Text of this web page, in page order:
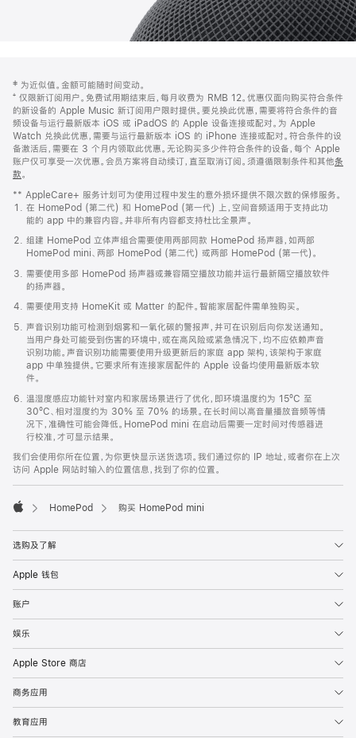
页
页
脚
注
‡ 为近似值。金额可能随时间变动。
⁺ 仅限新订阅用户。免费试用期结束后，每月收费为 RMB 12。优惠仅面向购买符合条件
的新设备的 Apple Music 新订阅用户限时提供。要兑换此优惠，需要将符合条件的音
频设备与运行最新版本 iOS 或 iPadOS 的 Apple 设备连接或配对。为 Apple
Watch 兑换此优惠，需要与运行最新版本 iOS 的 iPhone 连接或配对。符合条件的设
备激活后，需要在 3 个月内领取此优惠。无论购买多少件符合条件的设备，每个 Apple
账户仅可享受一次优惠。会员方案将自动续订，直至取消订阅。须遵循限制条件和其他条
款。
窗
口
中
打
开)
** AppleCare+ 服务计划可为使用过程中发生的意外损坏提供不限次数的保修服务。
在 HomePod (第二代) 和 HomePod (第一代) 上，空间音频适用于支持此功
能的 app 中的兼容内容。并非所有内容都支持杜比全景声。
组建 HomePod 立体声组合需要使用两部同款 HomePod 扬声器，如两部
HomePod mini、两部 HomePod (第二代) 或两部 HomePod (第一代)。
需要使用多部 HomePod 扬声器或兼容隔空播放功能并运行最新隔空播放软件
的扬声器。
需要使用支持 HomeKit 或 Matter 的配件。智能家居配件需单独购买。
声音识别功能可检测到烟雾和一氧化碳的警报声，并可在识别后向你发送通知。
当用户身处可能受到伤害的环境中，或在高风险或紧急情况下，均不应依赖声音
识别功能。声音识别功能需要使用升级更新后的家庭 app 架构，该架构于家庭
app 中单独提供。它要求所有连接家居配件的 Apple 设备均使用最新版本软
件。
温湿度感应功能针对室内和家居场景进行了优化，即环境温度约为 15ºC 至
30ºC、相对湿度约为 30% 至 70% 的场景。在长时间以高音量播放音频等情
况下，准确性可能会降低。HomePod mini 在启动后需要一定时间对传感器进
行校准，才可显示结果。
我们会使用你所在位置，为你更快显示送货选项。我们通过你的 IP 地址，或者你在上次
访问 Apple 网站时输入的位置信息，找到了你的位置。
HomePod 购买 HomePod mini
选购及了解
Apple 钱包
账户
娱乐
Apple Store 商店
商务应用
教育应用